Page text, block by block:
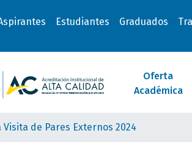
Estudiantes Graduados
Oferta
Académica
Visita de Pares Externos 2024